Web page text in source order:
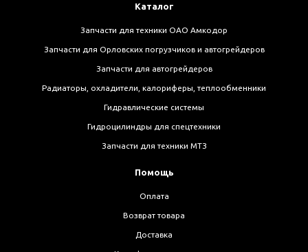
Каталог
Запчасти для техники ОАО Амкодор
Запчасти для Орловских погрузчиков и автогрейдеров
Запчасти для автогрейдеров
Радиаторы, охладители, калориферы, теплообменники
Гидравлические системы
Гидроцилиндры для спецтехники
Запчасти для техники МТЗ
Помощь
Оплата
Возврат товара
Доставка